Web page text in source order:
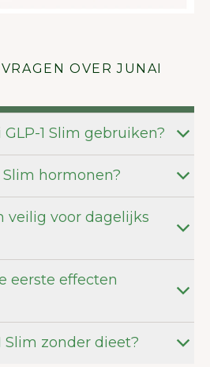
OVER JUNAI
1 Slim gebruiken?
Slim hormonen?
veilig voor dagelijks
eerste effecten
Slim zonder dieet?